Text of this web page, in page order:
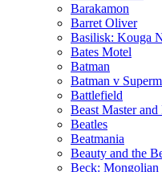
Barakamon
Barret Oliver
Basilisk: Kouga
Bates Motel
Batman
Batman v
Battlefield
Beast Master and
Beatles
Beatmania
Beauty and the
Beck: Mongolian